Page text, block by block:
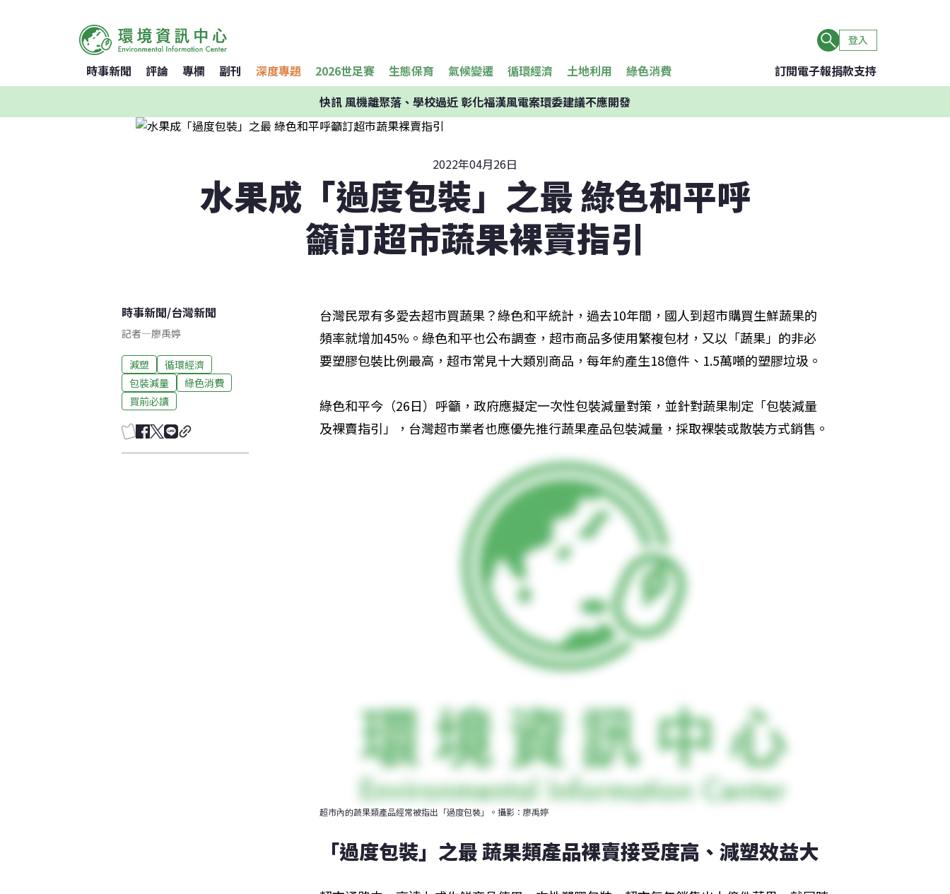
登入
時事新聞 評論 專欄 副刊 深度專題 2026世足賽 生態保育 氣候變遷 循環經濟 土地利用 綠色消費 訂閱電子報捐款支持
快訊風機離聚落、學校過近 彰化福漢風電案環委建議不應開發
2022年04月26日
水果成「過度包裝」之最 綠色和平呼
籲訂超市蔬果裸賣指引
時事新聞/台灣新聞
記者—廖禹婷
減塑
循環經濟
包裝減量
綠色消費
買前必讀
台灣民眾有多愛去超市買蔬果？綠色和平統計，過去10年間，國人到超市購買生鮮蔬果的
頻率就增加45%。綠色和平也公布調查，超市商品多使用繁複包材，又以「蔬果」的非必
要塑膠包裝比例最高，超市常見十大類別商品，每年約產生18億件、1.5萬噸的塑膠垃圾。
綠色和平今（26日）呼籲，政府應擬定一次性包裝減量對策，並針對蔬果制定「包裝減量
及裸賣指引」，台灣超市業者也應優先推行蔬果產品包裝減量，採取裸裝或散裝方式銷售。
超市內的蔬果類產品經常被指出「過度包裝」。攝影：廖禹婷
「過度包裝」之最 蔬果類產品裸賣接受度高、減塑效益大